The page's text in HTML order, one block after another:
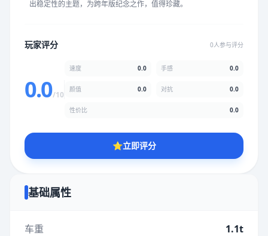
出稳定性的主题，为跨年版纪念之作，值得珍藏。
玩家评分 0人参与评分
0.0/10
速度 0.0 手感 0.0
颜值 0.0 对抗 0.0
性价比 0.0
⭐立即评分
基础属性
车重 1.1t
★★ ★ ★
性价比
★★★★★★★★★★